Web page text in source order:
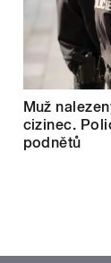
Muž
cizinec.
podnětů